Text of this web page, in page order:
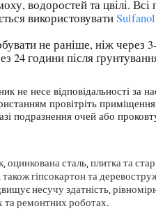
водоростей та цвілі. Всі
використовувати
не раніше, ніж через 3-
24 години після
не несе відповідальності за
провітріть
подразнення очей або
сталь, плитка та
гіпсокартон та
несучу здатність,
та ремонтних роботах.